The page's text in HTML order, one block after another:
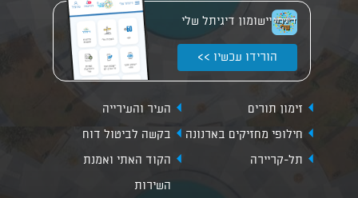
יישומון דיגיתל שלי
הורידו עכשיו >>
זימון תורים
העיר והעירייה
חילופי מחזיקים בארנונה
בקשה לביטול דוח
תל-קריירה
הקוד האתי ואמנת
השירות